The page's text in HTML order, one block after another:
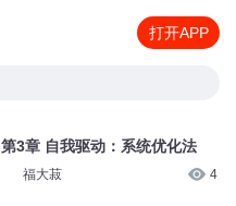
打开APP
第3章 自我驱动：系统优化法
福大菽 4